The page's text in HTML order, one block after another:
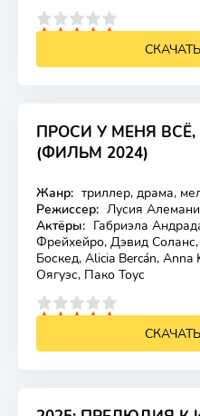
ПРОСИ У МЕНЯ
(ФИЛЬМ 2024)
Лицензия
Жанр: триллер, драма,
Режиссер: Лусия
Актёры: Габриэла
Фрейхейро, Дэвид
Боскед, Alicia Bercán,
Оягуэс, Пако Тоус